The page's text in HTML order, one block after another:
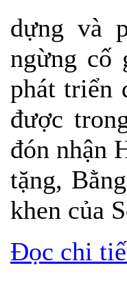
dựng và
ngừng cố
phát triển
được
đón nhận
tặng,
khen của
Đọc chi